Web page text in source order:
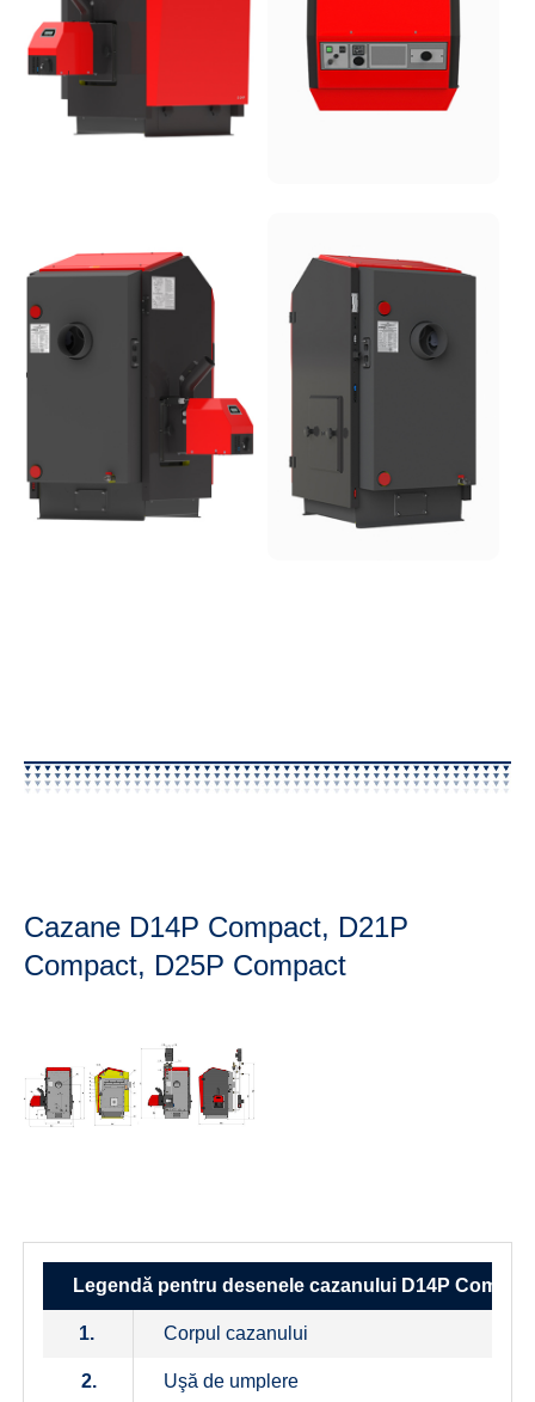
Cazane D14P Compact, D21P
Compact, D25P Compact
Legendă pentru desenele cazanului D14P
1. Corpul cazanului
2. Uşă de umplere